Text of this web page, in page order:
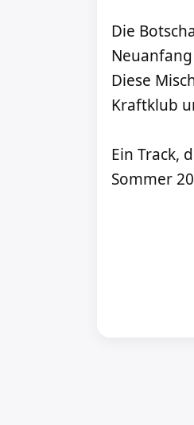
Die
Diese
Kraftklub
Ein Track,
Sommer